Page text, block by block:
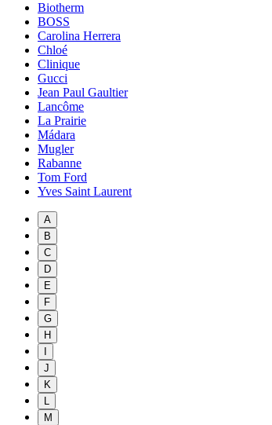
Biotherm
BOSS
Carolina Herrera
Chloé
Clinique
Gucci
Jean Paul Gaultier
Lancôme
La Prairie
Mádara
Mugler
Rabanne
Tom Ford
Yves Saint Laurent
A
B
C
D
E
F
G
H
J
K
L
M